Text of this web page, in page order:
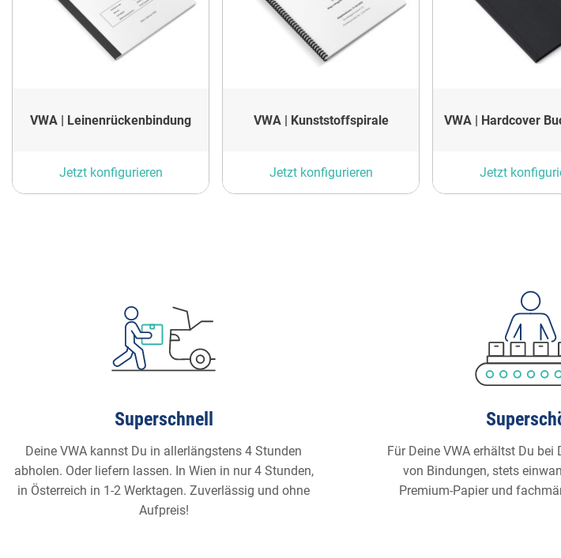
VWA | Leinenrückenbindung
Jetzt konfigurieren
VWA | Kunststoffspirale
Jetzt konfigurieren
VWA | Hardcover
Jetzt
Superschnell
Deine VWA kannst Du in allerlängstens 4 Stunden
abholen. Oder liefern lassen. In Wien in nur 4 Stunden,
in Österreich in 1-2 Werktagen. Zuverlässig und ohne
Aufpreis!
Für Deine VWA erhältst Du bei
von Bindungen, stets
Premium-Papier und